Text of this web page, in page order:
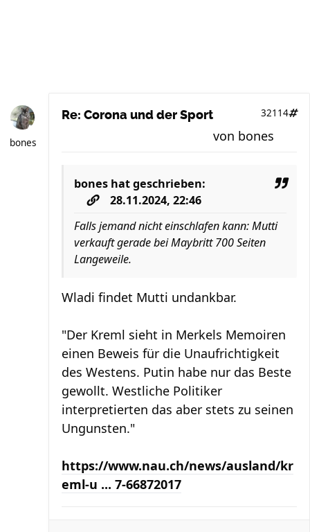
bones
Re: Corona und der Sport 32114
von bones
bones hat geschrieben:
28.11.2024, 22:46
Falls jemand nicht einschlafen kann: Mutti
verkauft gerade bei Maybritt 700 Seiten
Langeweile.
Wladi findet Mutti undankbar.
"Der Kreml sieht in Merkels Memoiren
einen Beweis für die Unaufrichtigkeit
des Westens. Putin habe nur das Beste
gewollt. Westliche Politiker
interpretierten das aber stets zu seinen
Ungunsten."
https://www.nau.ch/news/ausland/kr
eml-u ... 7-66872017